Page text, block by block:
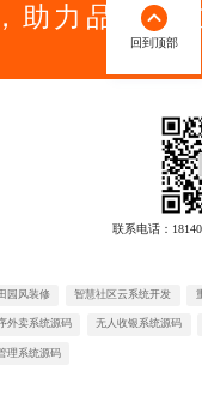
助力品牌建
联系电话：
园风装修 智慧社区云系统开发
外卖系统源码 无人收银系统源码
理系统源码
回到顶部